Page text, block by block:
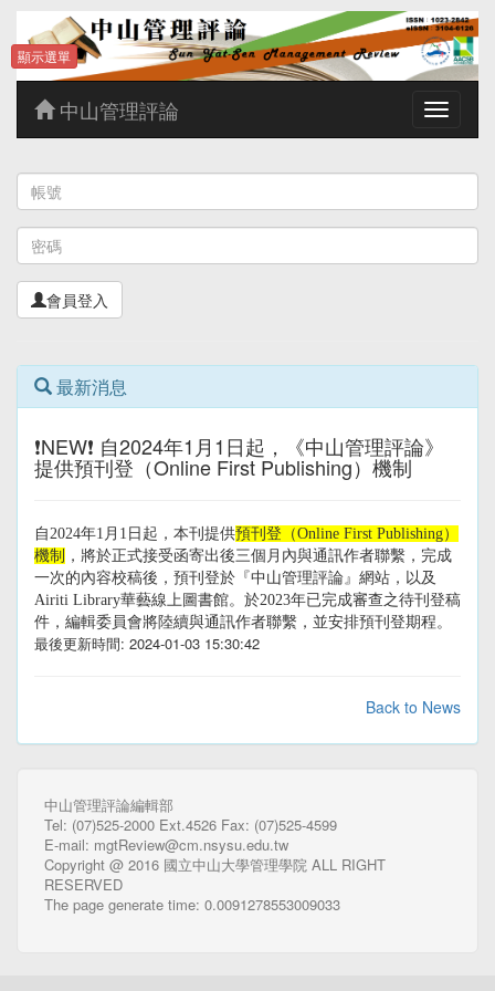
Toggle
中山管理評論
會員登入
顯示選單
最新消息
❗NEW❗ 自2024年1月1日起，《中山管理評論》
提供預刊登（Online First Publishing）機制
自2024年1 月 1 日起，本刊提供預刊登（Online First Publishing）
機制 ，將於正式接受函寄出後三個月內與通訊作者聯繫，完成
一次的內容校稿後，預刊登於『中山管理評論』網站，以及
Airiti Library華藝線上圖書館。於2023年已完成審查之待刊登稿
件，編輯委員會將陸續與通訊作者聯繫，並安排預刊登期程。
最後更新時間: 2024-01-03 15:30:42
Back to News
中山管理評論編輯部
Tel: (07)525-2000 Ext.4526 Fax: (07)525-4599
E-mail: mgtReview@cm.nsysu.edu.tw
Copyright @ 2016 國立中山大學管理學院 ALL RIGHT
RESERVED
The page generate time: 0.0091278553009033